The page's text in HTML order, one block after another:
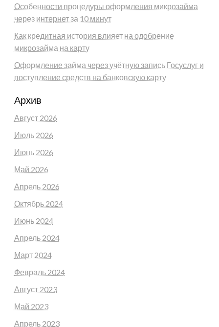
Особенности процедуры оформления микрозайма
через интернет за 10 минут
Как кредитная история влияет на одобрение
микрозайма на карту
Оформление займа через учётную запись Госуслуг и
поступление средств на банковскую карту
Архив
Август 2026
Июль 2026
Июнь 2026
Май 2026
Апрель 2026
Октябрь 2024
Июнь 2024
Апрель 2024
Март 2024
Февраль 2024
Август 2023
Май 2023
Апрель 2023